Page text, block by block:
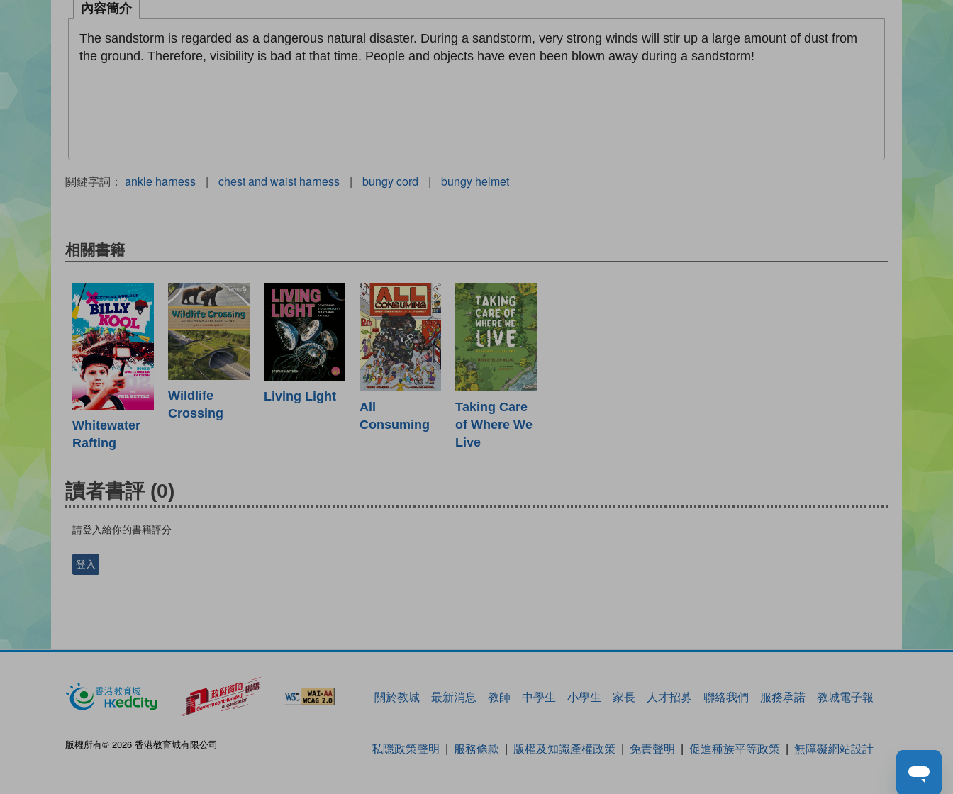
內容簡介
The sandstorm is regarded as a dangerous natural disaster. During a sandstorm, very strong winds will stir up a large amount of dust from
the ground. Therefore, visibility is bad at that time. People and objects have even been blown away during a sandstorm!
關鍵字詞： ankle harness | chest and waist harness | bungy cord | bungy helmet
相關書籍
Whitewater
Rafting
Wildlife
Crossing
Living Light
All
Consuming
Taking Care
of Where We
Live
讀者書評 (0)
請登入給你的書籍評分
登入
關於教城 最新消息 教師 中學生 小學生 家長 人才招募 聯絡我們 服務承諾 教城電子報
版權所有© 2026 香港教育城有限公司 私隱政策聲明 服務條款 版權及知識產權政策 免責聲明 促進種族平等政策 無障礙網站設計